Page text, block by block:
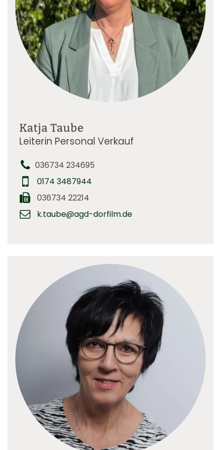
Katja Taube
Leiterin Personal Verkauf
036734 234695
0174 3487944
036734 22214
k.taube@agd-dorfilm.de